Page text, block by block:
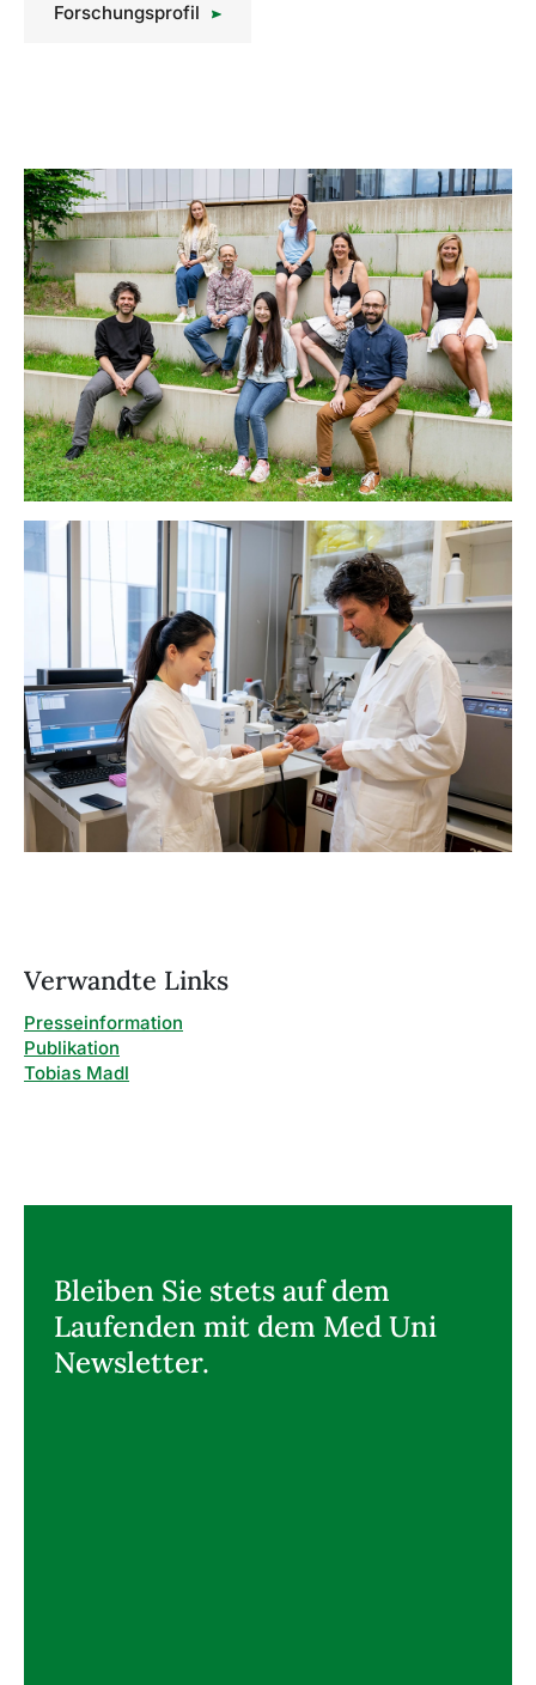
Forschungsprofil
Verwandte Links
Presseinformation
Publikation
Tobias Madl
Bleiben Sie stets auf dem
Laufenden mit dem Med Uni
Newsletter.